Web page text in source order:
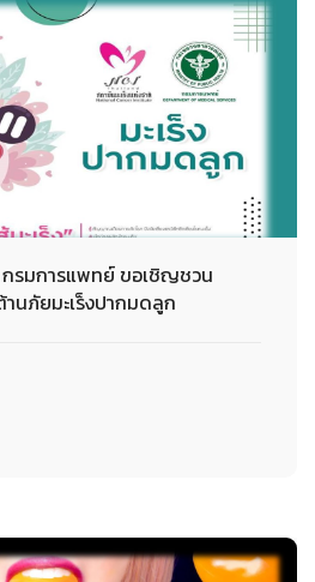
กรมการแพทย์ ขอเชิญชวน
นภัยมะเร็งปากมดลูก